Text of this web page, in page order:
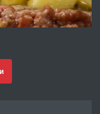
под наем в кв.